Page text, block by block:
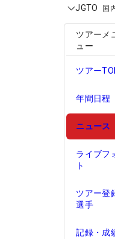
JGTO 国
ツアーメ
ュー
ツアー
年間日程
ニュース
ライブフ
ト
ツアー登
選手
記録・成